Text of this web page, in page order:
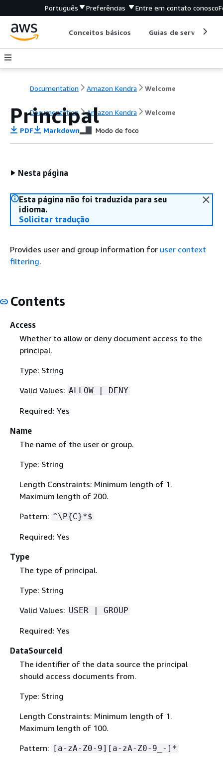
Português Preferências Entre em contato conosco
Conceitos básicos Guias de serviço
Documentation Amazon Kendra Welcome
Documentation Amazon Kendra Welcome
Principal
PDF Markdown Modo de foco
Nesta página
Esta página não foi traduzida para seu
idioma.
Solicitar tradução
Provides user and group information for user context
filtering.
Contents
Access
Whether to allow or deny document access to the
principal.
Type: String
Valid Values: ALLOW | DENY
Required: Yes
Name
The name of the user or group.
Type: String
Length Constraints: Minimum length of 1.
Maximum length of 200.
Pattern: ^\P{C}*$
Required: Yes
Type
The type of principal.
Type: String
Valid Values: USER | GROUP
Required: Yes
DataSourceId
The identifier of the data source the principal
should access documents from.
Type: String
Length Constraints: Minimum length of 1.
Maximum length of 100.
Pattern: [a-zA-Z0-9][a-zA-Z0-9_-]*